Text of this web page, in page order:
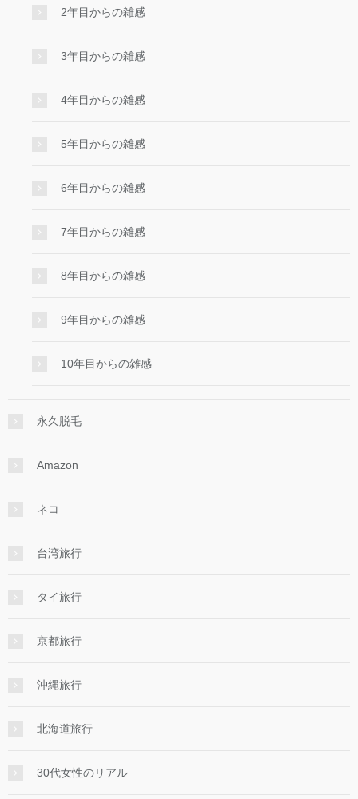
2年目からの雑感
3年目からの雑感
4年目からの雑感
5年目からの雑感
6年目からの雑感
7年目からの雑感
8年目からの雑感
9年目からの雑感
10年目からの雑感
永久脱毛
Amazon
ネコ
台湾旅行
タイ旅行
京都旅行
沖縄旅行
北海道旅行
30代女性のリアル